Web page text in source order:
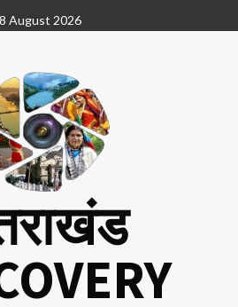
8 August 2026